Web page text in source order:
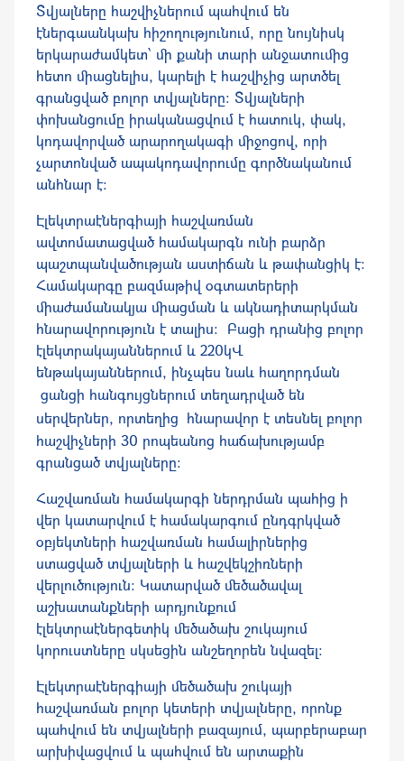
Տվյալները հաշվիչներում պահվում են
էներգաանկախ հիշողությունում, որը նույնիսկ
երկարաժամկետ՝ մի քանի տարի անջատումից
հետո միացնելիս, կարելի է հաշվիչից արտծել
գրանցված բոլոր տվյալները: Տվյալների
փոխանցումը իրականացվում է հատուկ, փակ,
կոդավորված արարողակագի միջոցով, որի
չարտոնված ապակոդավորումը գործնականում
անհնար է:
Էլեկտրաէներգիայի հաշվառման
ավտոմատացված համակարգն ունի բարձր
պաշտպանվածության աստիճան և թափանցիկ է:
Համակարգը բազմաթիվ օգտատերերի
միաժամանակյա միացման և ակնադիտարկման
հնարավորություն է տալիս։ Բացի դրանից բոլոր
էլեկտրակայաններում և 220կՎ
ենթակայաններում, ինչպես նաև հաղորդման
ցանցի հանգույցներում տեղադրված են
սերվերներ, որտեղից հնարավոր է տեսնել բոլոր
հաշվիչների 30 րոպեանոց հաճախությամբ
գրանցած տվյալները:
Հաշվառման համակարգի ներդրման պահից ի
վեր կատարվում է համակարգում ընդգրկված
օբյեկտների հաշվառման համալիրներից
ստացված տվյալների և հաշվեկշիռների
վերլուծություն: Կատարված մեծածավալ
աշխատանքների արդյունքում
էլեկտրաէներգետիկ մեծածախ շուկայում
կորուստները սկսեցին անշեղորեն նվազել։
Էլեկտրաէներգիայի մեծածախ շուկայի
հաշվառման բոլոր կետերի տվյալները, որոնք
պահվում են տվյալների բազայում, պարբերաբար
արխիվացվում և պահվում են արտաքին